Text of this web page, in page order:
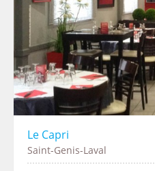
Le Capri
Saint-Genis-Laval